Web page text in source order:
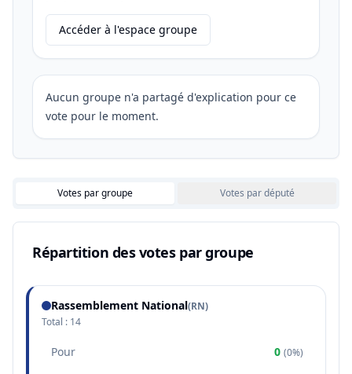
Accéder à l'espace groupe
Aucun groupe n'a partagé d'explication pour ce
vote pour le moment.
Votes par groupe Votes par député
Répartition des votes par groupe
Rassemblement National(RN)
Total : 14
Pour 0 (0%)